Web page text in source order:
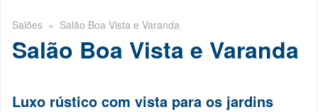
Salões » Salão Boa Vista e Varanda
Salão Boa Vista e Varanda
Luxo rústico com vista para os jardins